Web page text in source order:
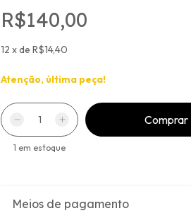
R$140,00
12 xde R$14,40
Atenção, última peça!
1 em estoque
Meios de pagamento